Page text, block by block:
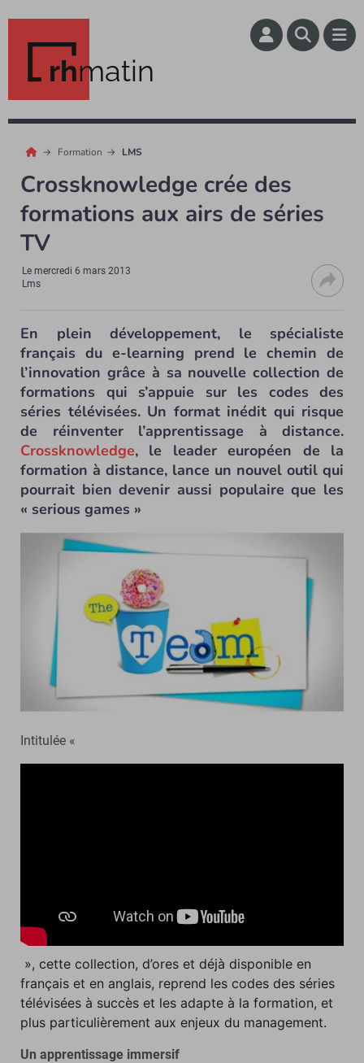
rhmatin
Formation LMS
Crossknowledge crée des
formations aux airs de séries
TV
Lemercredi 6 mars 2013
Lms
En plein développement, le spécialiste
français du e-learning prend le chemin de
l’innovation grâce à sa nouvelle collection de
formations qui s’appuie sur les codes des
séries télévisées. Un format inédit qui risque
de réinventer l’apprentissage à distance.
Crossknowledge, le leader européen de la
formation à distance, lance un nouvel outil qui
pourrait bien devenir aussi populaire que les
« serious games »
Intitulée «
», cette collection, d’ores et déjà disponible en
français et en anglais, reprend les codes des séries
télévisées à succès et les adapte à la formation, et
plus particulièrement aux enjeux du management.
Un apprentissage immersif